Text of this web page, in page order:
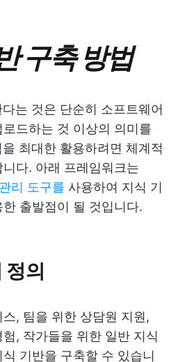
구축 방법
는 것은 단순히 소프트웨어
드하는 것 이상의 의미를
최대한 활용하려면 체계적
다. 아래 프레임워크는
리 도구를 사용하여 지식 기
출발점이 될 것입니다.
정의
, 팀을 위한 상담원 지원,
, 작가들을 위한 일반 지식
기반을 구축할 수 있습니